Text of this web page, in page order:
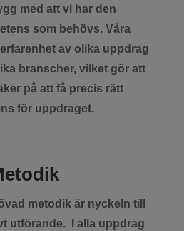
med att vi har den
som behövs. Våra
av olika uppdrag
branscher, vilket gör att
på att få precis rätt
för uppdraget.
metodik är nyckeln till
utförande. I alla uppdrag